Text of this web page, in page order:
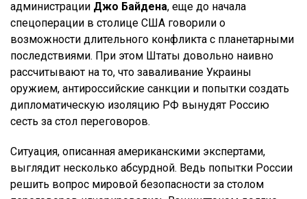
администрации Джо Байдена, еще до начала
спецоперации в столице США говорили о
возможности длительного конфликта с планетарными
последствиями. При этом Штаты довольно наивно
рассчитывают на то, что заваливание Украины
оружием, антироссийские санкции и попытки создать
дипломатическую изоляцию РФ вынудят Россию
сесть за стол переговоров.
Ситуация, описанная американскими экспертами,
выглядит несколько абсурдной. Ведь попытки России
решить вопрос мировой безопасности за столом